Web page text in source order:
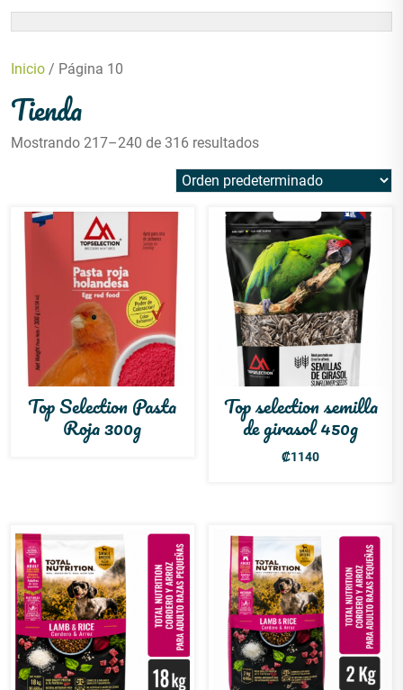
Inicio / Página 10
Tienda
Mostrando 217–240 de 316 resultados
Top Selection Pasta
Roja 300g
Top selection semilla
de girasol 450g
₡1140